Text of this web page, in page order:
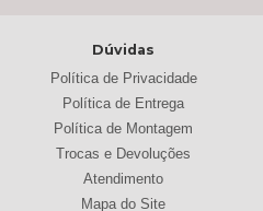
Dúvidas
Política de Privacidade
Política de Entrega
Política de Montagem
Trocas e Devoluções
Atendimento
Mapa do Site